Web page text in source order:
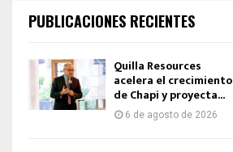
PUBLICACIONES RECIENTES
Quilla Resources
acelera el crecimiento
de Chapi y proyecta...
6 de agosto de 2026